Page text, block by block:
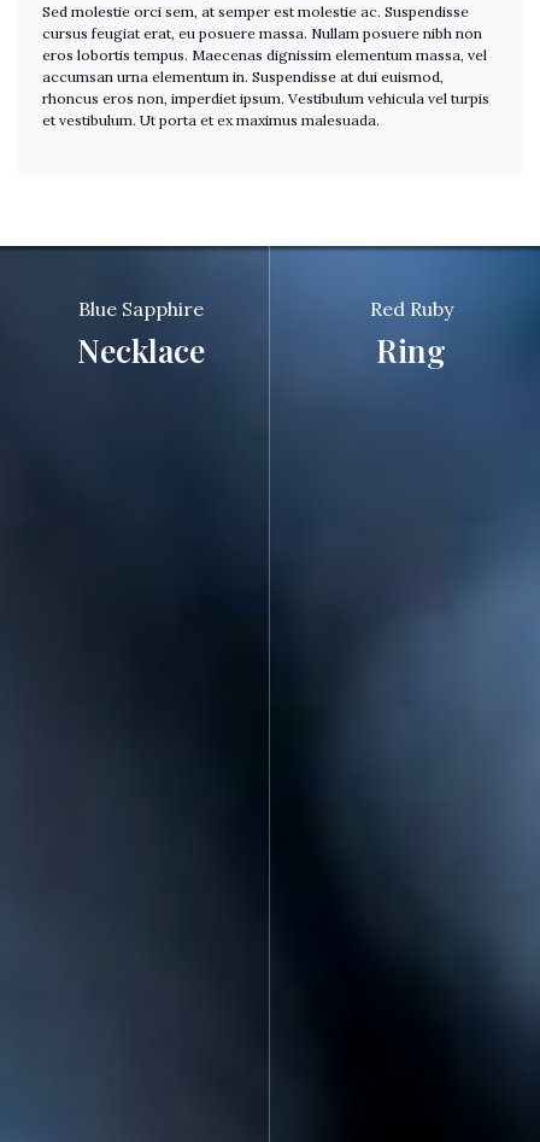
Sed molestie orci sem, at semper est molestie ac. Suspendisse
cursus feugiat erat, eu posuere massa. Nullam posuere nibh non
eros lobortis tempus. Maecenas dignissim elementum massa, vel
accumsan urna elementum in. Suspendisse at dui euismod,
rhoncus eros non, imperdiet ipsum. Vestibulum vehicula vel turpis
et vestibulum. Ut porta et ex maximus malesuada.
Blue Sapphire
Necklace
Red Ruby
Ring